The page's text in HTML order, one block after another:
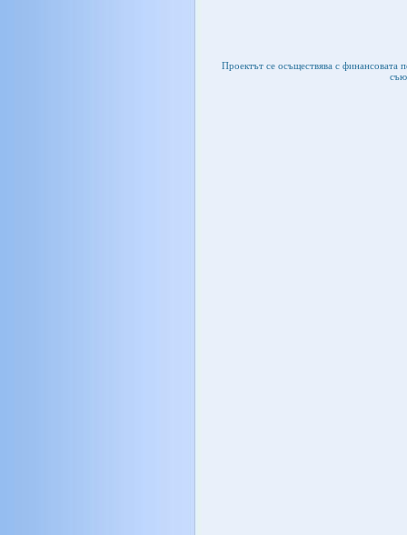
Проектът се осъществява с финансовата